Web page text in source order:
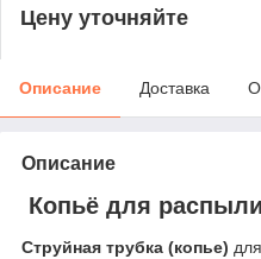
Цену уточняйте
Описание Доставка
Описание
Копьё для
Струйная трубка (копье)